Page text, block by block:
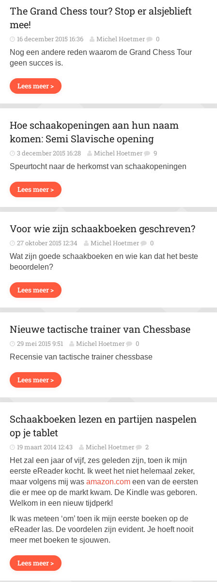
The Grand Chess tour? Stop er alsjeblieft
mee!
16 december 2015 16:36 Michel Hoetmer 0
Nog een andere reden waarom de Grand Chess Tour
geen succes is.
Lees meer >
Hoe schaakopeningen aan hun naam
komen: Semi Slavische opening
3 december 2015 16:28 Michel Hoetmer 9
Speurtocht naar de herkomst van schaakopeningen
Lees meer >
Voor wie zijn schaakboeken geschreven?
27 oktober 2015 12:34 Michel Hoetmer 0
Wat zijn goede schaakboeken en wie kan dat het beste
beoordelen?
Lees meer >
Nieuwe tactische trainer van Chessbase
29 mei 2015 9:51 Michel Hoetmer 0
Recensie van tactische trainer chessbase
Lees meer >
Schaakboeken lezen en partijen naspelen
op je tablet
19 maart 2014 12:43 Michel Hoetmer 2
Het zal een jaar of vijf, zes geleden zijn, toen ik mijn
eerste eReader kocht. Ik weet het niet helemaal zeker,
maar volgens mij was amazon.com een van de eersten
die er mee op de markt kwam. De Kindle was geboren.
Welkom in een nieuw tijdperk!
Ik was meteen ‘om’ toen ik mijn eerste boeken op de
eReader las. De voordelen zijn evident. Je hoeft nooit
meer met boeken te sjouwen.
Lees meer >